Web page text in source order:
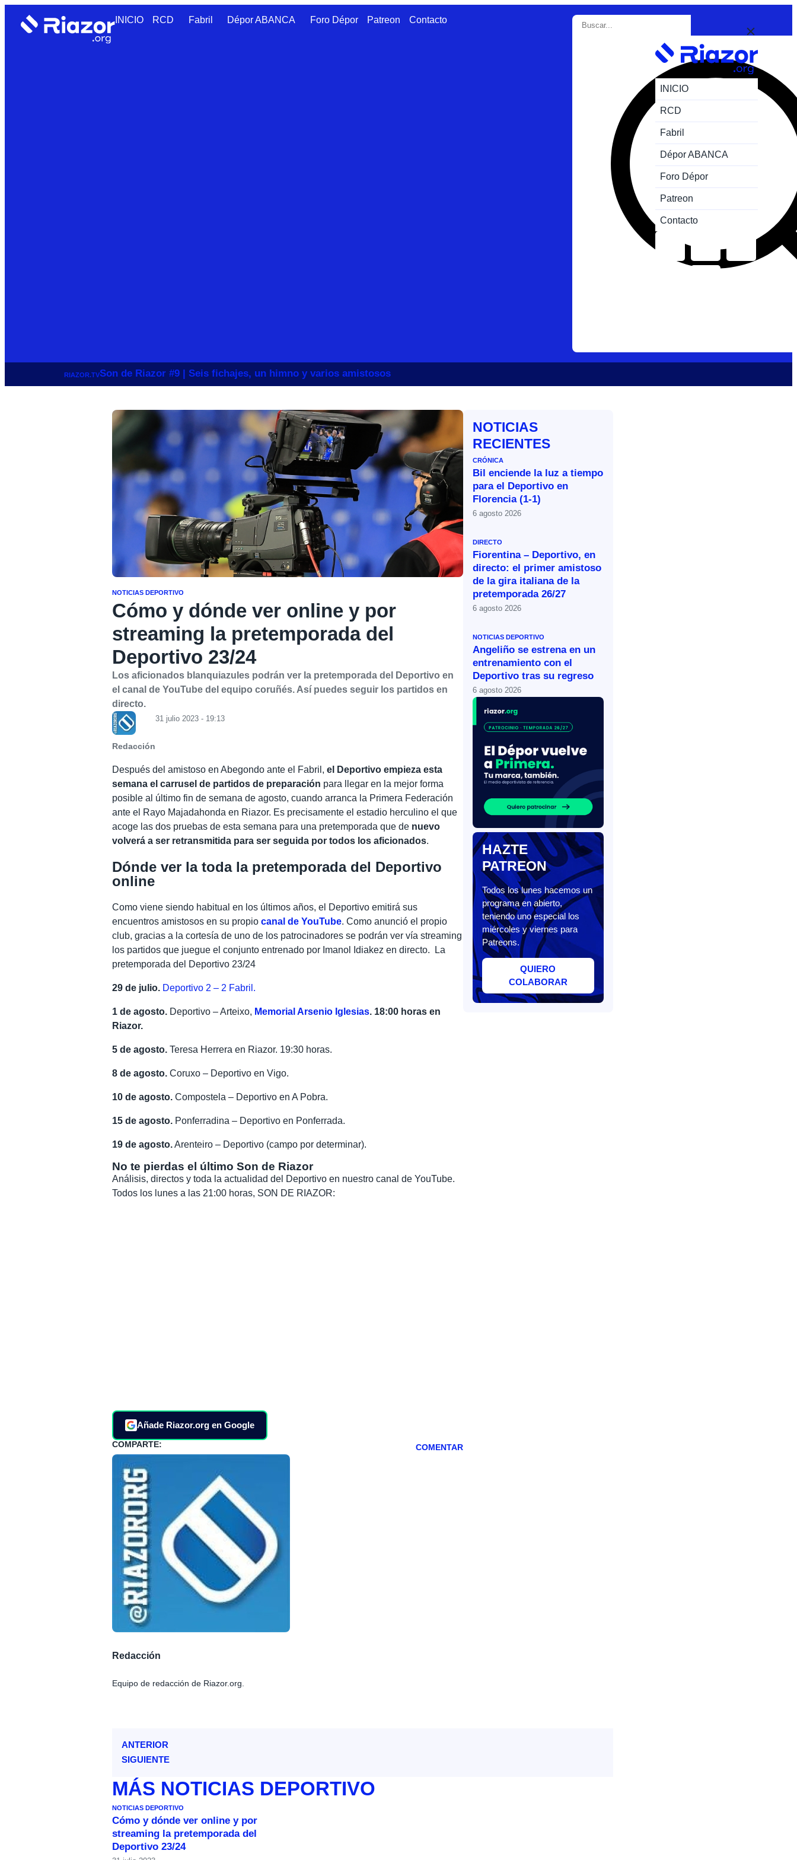
INICIO RCD Fabril Dépor ABANCA Foro Dépor Patreon Contacto
INICIO
RCD
Fabril
Dépor ABANCA
Foro Dépor
Patreon
Contacto
RIAZOR.TVSon de Riazor #9 | Seis fichajes, un himno y varios amistosos
NOTICIAS DEPORTIVO
Cómo y dónde ver online y por
streaming la pretemporada del
Deportivo 23/24
Los aficionados blanquiazules podrán ver la pretemporada del Deportivo en
el canal de YouTube del equipo coruñés. Así puedes seguir los partidos en
directo.
Redacción
31 julio 2023 - 19:13
Después del amistoso en Abegondo ante el Fabril,el Deportivo empieza esta
semana el carrusel de partidos de preparación para llegar en la mejor forma
posible al último fin de semana de agosto, cuando arranca la Primera Federación
ante el Rayo Majadahonda en Riazor. Es precisamente el estadio herculino el que
acoge las dos pruebas de esta semana para una pretemporada que de nuevo
volverá a ser retransmitida para ser seguida por todos los aficionados.
Dónde ver la toda la pretemporada del Deportivo
online
Como viene siendo habitual en los últimos años, el Deportivo emitirá sus
encuentros amistosos en su propiocanal de YouTube. Como anunció el propio
club, gracias a la cortesía de uno de los patrocinadores se podrán ver vía streaming
los partidos que juegue el conjunto entrenado por Imanol Idiakez en directo.
La
pretemporada del Deportivo 23/24
29 de julio. Deportivo 2 – 2 Fabril.
1 de agosto. Deportivo – Arteixo, Memorial Arsenio Iglesias. 18:00 horas en
Riazor.
5 de agosto. Teresa Herrera en Riazor. 19:30 horas.
8 de agosto. Coruxo – Deportivo en Vigo.
10 de agosto. Compostela – Deportivo en A Pobra.
15 de agosto. Ponferradina – Deportivo en Ponferrada.
19 de agosto.Arenteiro – Deportivo (campo por determinar).
No te pierdas el último Son de Riazor
Análisis, directos y toda la actualidad del Deportivo en nuestro canal de YouTube.
Todos los lunes a las 21:00 horas, SON DE RIAZOR:
Añade Riazor.org en Google
COMPARTE: COMENTAR
Redacción
Equipo de redacción de Riazor.org.
NOTICIAS
RECIENTES
CRÓNICA
Bil enciende la luz a tiempo
para el Deportivo en
Florencia (1-1)
6 agosto 2026
DIRECTO
Fiorentina – Deportivo, en
directo: el primer amistoso
de la gira italiana de la
pretemporada 26/27
6 agosto 2026
NOTICIAS DEPORTIVO
Angeliño se estrena en un
entrenamiento con el
Deportivo tras su regreso
6 agosto 2026
HAZTE
PATREON
Todos los lunes hacemos un
programa en abierto,
teniendo uno especial los
miércoles y viernes para
Patreons.
QUIERO
COLABORAR
ANTERIOR
SIGUIENTE
MÁS NOTICIAS DEPORTIVO
NOTICIAS DEPORTIVO
Cómo y dónde ver online y por
streaming la pretemporada del
Deportivo 23/24